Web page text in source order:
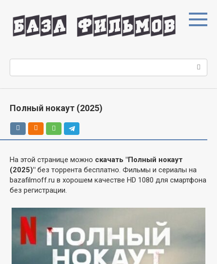
контенту
Полный нокаут (2025)
На этой странице можно скачать "Полный нокаут
(2025)" без торрента бесплатно. Фильмы и сериалы на
bazafilmoff.ru в хорошем качестве HD 1080 для смартфона
без регистрации.